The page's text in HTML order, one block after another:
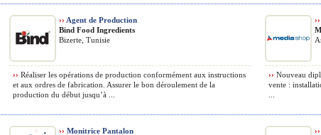
›› Agent de Production
Bind Food Ingredients
Bizerte, Tunisie
›› Réaliser les opérations de production conformément aux instructions
et aux ordres de fabrication. Assurer le bon déroulement de la
production du début jusqu’à ...
››
›› Nouveau
vente :
›› Monitrice Pantalon
››